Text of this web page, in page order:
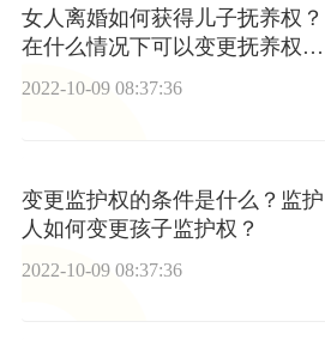
女人离婚如何获得儿子抚养权？
在什么情况下可以变更抚养权？
可以变更监护权的情形有哪些？
2022-10-09 08:37:36
变更监护权的条件是什么？监护
人如何变更孩子监护权？
2022-10-09 08:37:36